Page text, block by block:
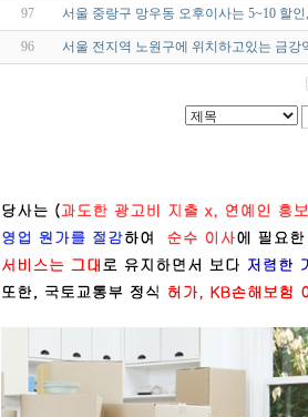
97 서울 중랑구 망우동 오후이사는 5~10 할
96 서울 전지역 노원구에 위치하고있는 금